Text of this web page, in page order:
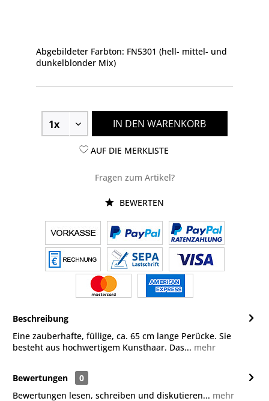
Abgebildeter Farbton: FN5301 (hell- mittel- und
dunkelblonder Mix)
IN DEN WARENKORB
AUF DIE MERKLISTE
Fragen zum Artikel?
BEWERTEN
Beschreibung
Eine zauberhafte, füllige, ca. 65 cm lange Perücke. Sie
besteht aus hochwertigem Kunsthaar. Das... mehr
Bewertungen
0
Bewertungen lesen, schreiben und diskutieren... mehr